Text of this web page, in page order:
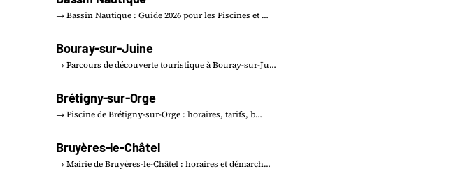
→ Bassin Nautique : Guide 2026 pour les Piscines et …
Bouray-sur-Juine
→ Parcours de découverte touristique à Bouray-sur-Ju…
Brétigny-sur-Orge
→ Piscine de Brétigny-sur-Orge : horaires, tarifs, b…
Bruyères-le-Châtel
→ Mairie de Bruyères-le-Châtel : horaires et démarch…